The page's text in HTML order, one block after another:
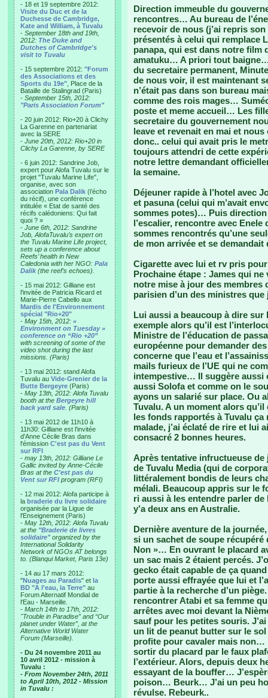
- 18 et 19 septembre 2012:
Visite du Duc et de la
Duchesse de Cambridge,
Kate and William, à Tuvalu
- September 18th and 19th,
2012: The Duke and
Dutches of Cambridge's
visit to Tuvalu
- 15 septembre 2012: "Forum
des Associations et des
Sports du 19e" , Place de la
Bataille de Stalingrad (Paris)
- September 15th, 2012:
"Paris Association Forum"
- 20 juin 2012: Rio+20 à Clichy
La Garenne en partenariat
avec la SERE
- June 20th, 2012: Rio+20 in
Clichy La Garenne, by SERE
- 6 juin 2012: Sandrine Job,
expert pour Alofa Tuvalu sur le
projet "Tuvalu Marine Life",
organise, avec son
association Pala Dalik (l’écho
du récif), une conférence
intitulée « Etat de santé des
récifs calédoniens: Qui fait
quoi ? »
- June 6th, 2012: Sandrine
Job, AlofaTuvalu’s expert on
the Tuvalu Marine Life project,
sets up a conference about
Reefs’ health in New
Caledonia with her NGO: Pala
Dalik (the reef’s echoes).
- 15 mai 2012: Gilliane est
l'invitée de Patricia Ricard et
Marie-Pierre Cabello aux
Mardis de l'Environnement
spécial "Rio+20"
- May 15th, 2012: «
Environment on Tuesday »
conference on “Rio +20”
with screening of some of the
video shot during the last
missions. (Paris)
- 13 mai 2012: stand Alofa
Tuvalu au Vide-Grenier de la
Butte Bergeyre (Paris)
- May 13th, 2012: Alofa Tuvalu
booth at the Bergeyre hill
back yard sale . (Paris)
- 13 mai 2012 de 11h10 à
11h30: Gilliane est l'invitée
d'Anne Cécile Bras dans
l'émission C'est pas du Vent
sur RFI
- may 13th, 2012: Gilliane Le
Gallic invited by Anne-Cécile
Bras at the C'est pas du
Vent sur RFI program (RFI)
- 12 mai 2012: Alofa participe à
la braderie du livre solidaire
organisée par la Ligue de
l'Enseignement (Paris)
- May 12th, 2012: Alofa Tuvalu
at the "Braderie de livres
solidaire"organized by the
International Solidarity
Network of NGOs AT belongs
to. (Blanqui Market, Paris 13e)
- 14 au 17 mars 2012:
"Nuages au Paradis" et la
BD "A l'eau, la Terre" au
Forum Alternatif Mondial de
l'Eau - Marseille.
- March 14th to 17th, 2012:
"Trouble in Paradise” and “Our
planet under Water”, at the
Alternative World Water
Forum (Marseille).
- Du 24 novembre 2011 au
10 avril 2012 - mission à
Tuvalu :
- From November 24th, 2011
to April 10th, 2012 - Mission
in Tuvalu :
Direction immeuble du
rencontres… Au bureau de
recevoir de nous (j’ai repris
présentés à celui qui remplace
panapa, qui est dans notre film
amatuku… A priori tout
du secretaire permanent,
de nous voir, il est maintenant
n’était pas dans son bureau
comme des rois mages…
poste et meme accueil… Les
secretaire du gouvernement
leave et revenait en mai et
donc.. celui qui avait pris le
toujours attendri de cette
notre lettre demandant
la semaine.
Déjeuner rapide à l’hotel avec
et pasuna (celui qui m’avait
sommes potes)… Puis direction
l’escalier, rencontre avec
sommes rencontrés qu’une
de mon arrivée et se demandait
Cigarette avec lui et rv pris
Prochaine étape : James qui
notre mise à jour des membres
parisien d’un des ministres que
Lui aussi a beaucoup à dire
exemple alors qu’il est
Ministre de l’éducation de
européenne pour demander
concerne que l’eau et
mails furieux de l’UE qui ne
intempestive… Il suggère aussi
aussi Solofa et comme on le
ayons un salarié sur place. Ou
Tuvalu. A un moment alors
les fonds rapportés à Tuvalu
malade, j’ai éclaté de rire et lui
consacré 2 bonnes heures.
Après tentative infructueuse de
de Tuvalu Media (qui de
littéralement bondis de leurs
mélali. Beaucoup appris sur le
ri aussi à les entendre parler
y’a deux ans en Australie.
Dernière aventure de la
si un sachet de soupe récupéré
Non »… En ouvrant le placard
un sac mais 2 étaient percés.
gecko était capable de ça
porte aussi effrayée que lui et
partie à la recherche d’un
rencontrer Atabi et sa femme
arrêtes avec moi devant la
sauf pour les petites souris.
un lit de peanut butter sur le
profite pour cavaler mais non…
sortir du placard par le faux
l’extérieur. Alors, depuis deux
essayant de la bouffer…
poison… Beurk… J’ai un peu
révulse. Rebeurk..